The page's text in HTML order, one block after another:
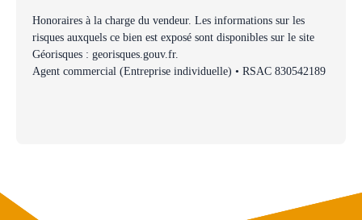
Honoraires à la charge du vendeur. Les informations sur les
risques auxquels ce bien est exposé sont disponibles sur le site
Géorisques : georisques.gouv.fr.
Agent commercial (Entreprise individuelle) • RSAC 830542189